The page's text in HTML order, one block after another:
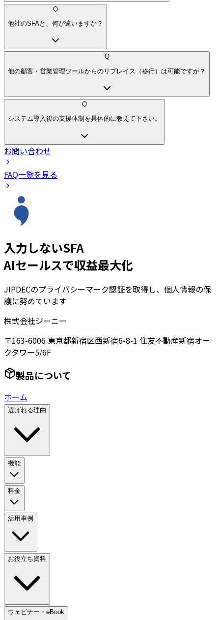
Q
他社のSFAと、何が違いますか？
Q
他の顧客・営業管理ツールからのリプレイス（移行）は可能ですか？
Q
システム導入後の支援体制を具体的に教えて下さい。
お問い合わせ
FAQ一覧を見る
入力しないSFA
AIセールスで収益最大化
JIPDECのプライバシーマーク認証を取得し、個人情報の保
護に努めています
株式会社ジーニー
〒163-6006 東京都新宿区西新宿6-8-1 住友不動産新宿オー
クタワー5/6F
製品について
ホーム
選ばれる理由
機能
料金
活用事例
お役立ち資料
ウェビナー・eBook